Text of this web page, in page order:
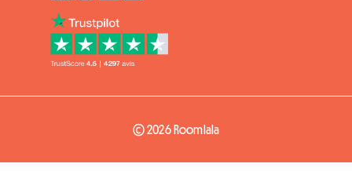
© 2026 Roomlala